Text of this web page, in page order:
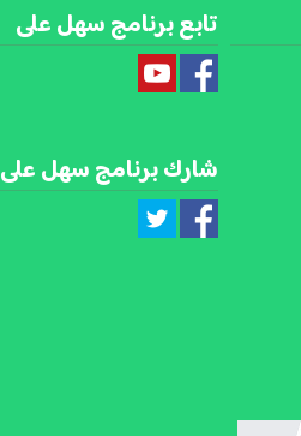
تابع برنامج سهل على
شارك برنامج سهل على